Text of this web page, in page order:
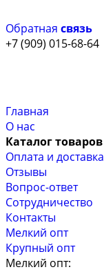
Обратная связь
+7 (909) 015-68-64
Главная
О нас
Каталог товаров
Оплата и доставка
Отзывы
Вопрос-ответ
Сотрудничество
Контакты
Мелкий опт
Крупный опт
Мелкий опт: